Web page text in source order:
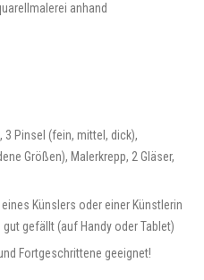
anhand
3 Pinsel (fein, mittel, dick),
Größen), Malerkrepp, 2 Gläser,
Künslers oder einer Künstlerin
gefällt (auf Handy oder Tablet)
Fortgeschrittene geeignet!